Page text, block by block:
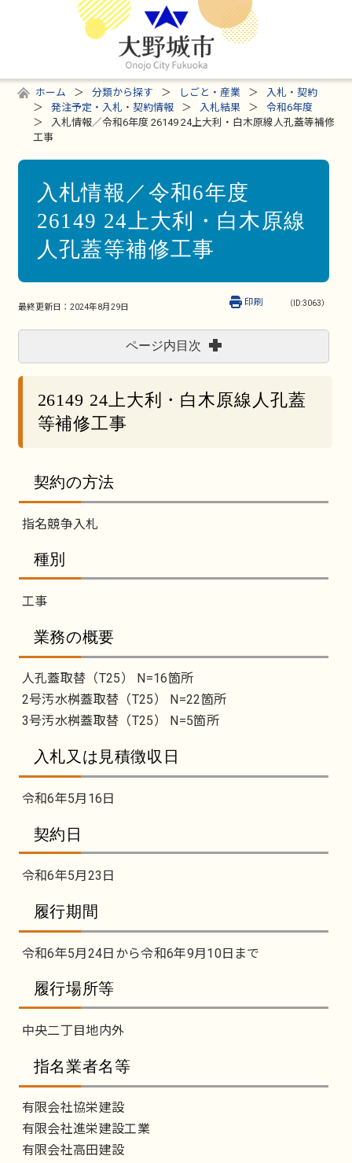
ホーム 分類から探す しごと・産業
入札・契約
発注予定・入札・契約情報
入札結果
令和6年度
入札情報／令和6年度 26149 24上大利・白木原線人孔蓋等補修
工事
入札情報／令和6年度
26149 24上大利・白木原線
人孔蓋等補修工事
最終更新日： 2024年8月29日 （ID:3063）
印刷
ページ内目次
26149 24上大利・白木原線人孔蓋
等補修工事
契約の方法
指名競争入札
種別
工事
業務の概要
人孔蓋取替（T25） N=16箇所
2号汚水桝蓋取替（T25） N=22箇所
3号汚水桝蓋取替（T25） N=5箇所
入札又は見積徴収日
令和6年5月16日
契約日
令和6年5月23日
履行期間
令和6年5月24日から令和6年9月10日まで
履行場所等
中央二丁目地内外
指名業者名等
有限会社協栄建設
有限会社進栄建設工業
有限会社高田建設